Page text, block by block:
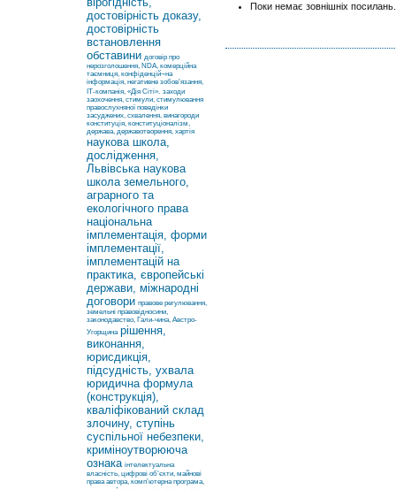
достовірність доказу,
достовірність
встановлення
обставини договір про
нерозголошення, NDA, комерційна
таємниця, конфіденцій¬на
інформація, негативне зобов’язання,
ІТ-компанія, «Дія Сіті». заходи
заохочення, стимули, стимулювання
правослухняної поведінки
засуджених, схвалення, винагороди
конституція, конституціоналізм,
держава, державотворення, хартія
наукова школа,
дослідження,
Львівська наукова
школа земельного,
аграрного та
екологічного права
національна
імплементація, форми
імплементації,
імплементацій на
практика, європейські
держави, міжнародні
договори правове регулювання,
земельні правовідносини,
законодавство, Гали-чина, Австро-
Угорщина рішення,
виконання,
юрисдикція,
підсудність, ухвала
юридична формула
(конструкція),
кваліфікований склад
злочину, ступінь
суспільної небезпеки,
криміноутворююча
ознака інтелектуальна
власність, цифрові об’єкти, майнові
права автора, комп’ютерна програма,
Поки немає зовнішніх посилань.